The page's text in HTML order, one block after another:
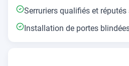
Serruriers qualifiés et
Installation de portes